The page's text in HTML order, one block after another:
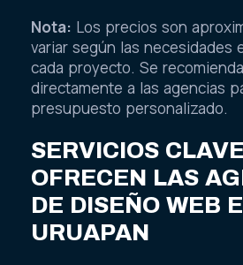
Nota: Los precios son
variar según las necesidades
cada proyecto. Se
directamente a las agencias
presupuesto personalizado.
SERVICIOS
OFRECEN LAS
DE DISEÑO WEB
URUAPAN